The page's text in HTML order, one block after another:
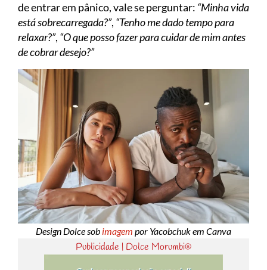
de entrar em pânico, vale se perguntar: “Minha vida
está sobrecarregada?”, “Tenho me dado tempo para
relaxar?”, “O que posso fazer para cuidar de mim antes
de cobrar desejo?”
Design Dolce sob imagem por Yacobchuk em Canva
Publicidade | Dolce Morumbi®